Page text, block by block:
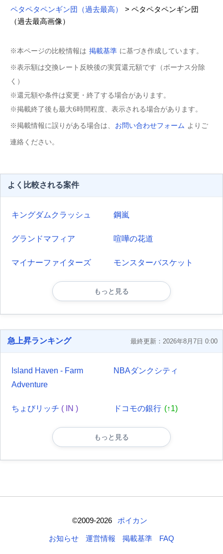
ペタペタペンギン団（過去最高）
> ペタペタペンギン団
（過去最高画像）
※本ページの比較情報は 掲載基準 に基づき作成しています。
※表示額は交換レート反映後の実質還元額です（ボーナス分除
く）
※還元額や条件は変更・終了する場合があります。
※掲載終了後も最大6時間程度、表示される場合があります。
※掲載情報に誤りがある場合は、 お問い合わせフォーム よりご
連絡ください。
よく比較される案件
キングダムクラッシュ 鋼嵐
グランドマフィア 喧嘩の花道
マイナーファイターズ モンスターバスケット
もっと見る
急上昇ランキング 最終更新：2026年8月7日 0:00
Island Haven - Farm
Adventure
NBAダンクシティ
ちょびリッチ ( IN ) ドコモの銀行 (↑1)
もっと見る
©2009-2026 ポイカン
お知らせ 運営情報 掲載基準 FAQ